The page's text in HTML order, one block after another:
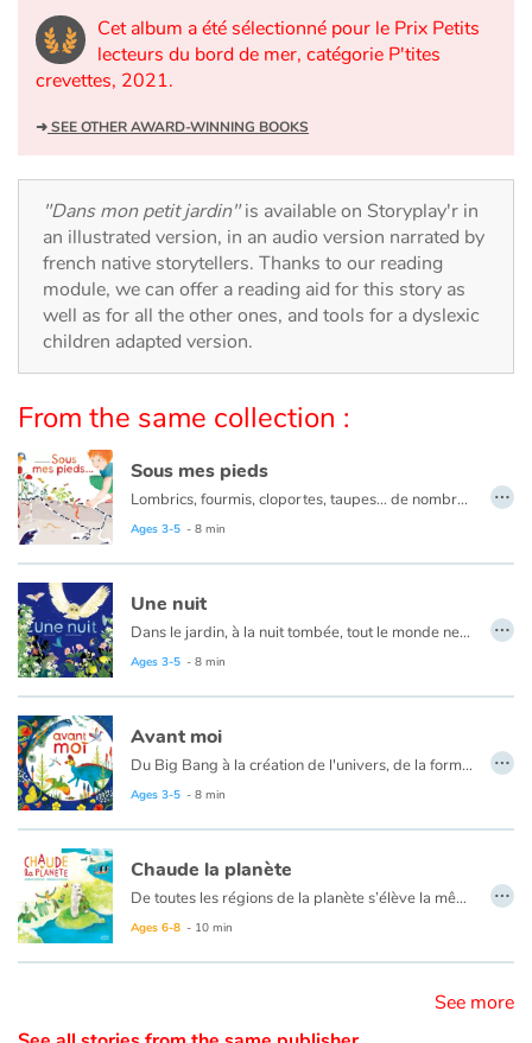
Documentaries
At school
Festivals and events
Love and friendship
Emotions and feelings
Formats and illustrations
Catalogue anglais
Contraste +
Help
Home
Schools
Libraries
Cet album a été sélectionné pour le Prix Petits
lecteurs du bord de mer, catégorie P'tites
crevettes, 2021.
➜SEE OTHER AWARD-WINNING BOOKS
"Dans mon petit jardin"is available on Storyplay'r in
an illustrated version, in an audio version narrated by
french native storytellers. Thanks to our reading
module, we can offer a reading aid for this story as
well as for all the other ones, and tools for a dyslexic
children adapted version.
From the same collection :
Sous mes pieds
Lombrics, fourmis, cloportes, taupes… de nombreuses petites bêtes vivent sous nos pieds. Quel est le rôle de chacune ? Comment participent-elles à l’enrichissement des sols ?
Ages 3-5 - 8 min
…
Une nuit
Dans le jardin, à la nuit tombée, tout le monde ne s'endort pas, loin de là ! Si on prête attention, on peut observer un drôle de chassé-croisé : les animaux de jour rejoignent leurs abris… place à la vie nocturne !
Ages 3-5 - 8 min
…
Avant moi
Du Big Bang à la création de l'univers, de la formation de la planète Terre à de l'apparition des premières cellules qui donneront naissance aux premières formes de vie marines puis terrestres jusqu'à l'arrivée d'un bébé qui naît...
Ages 3-5 - 8 min
…
Chaude la planète
De toutes les régions de la planète s’élève la même plainte : « le soleil est trop chaud, on ne peut plus respirer, il ne pleut pas assez… » Pour comprendre ce qui détraque l’atmosphère, les animaux décident d’envoyer les dauphins dans le monde entier pour recueillir des informations. Dans « Chaude la planète », les vaches productrices de méthane (gaz à effets de serre) symbolisent les activités humaines. L’enquête initie avec humour les jeunes lecteurs à l’enjeu des politiques écologiques.
Ages 6-8 - 10 min
…
See more